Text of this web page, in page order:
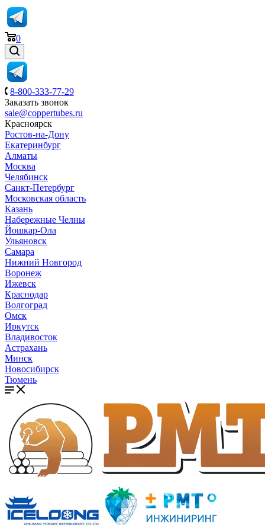
0
8-800-333-77-29
Заказать звонок
sale@coppertubes.ru
Красноярск
Ростов-на-Дону
Екатеринбург
Алматы
Москва
Челябинск
Санкт-Петербург
Московская область
Казань
Набережные Челны
Йошкар-Ола
Ульяновск
Самара
Нижний Новгород
Воронеж
Ижевск
Краснодар
Волгоград
Омск
Иркутск
Владивосток
Астрахань
Минск
Новосибирск
Тюмень